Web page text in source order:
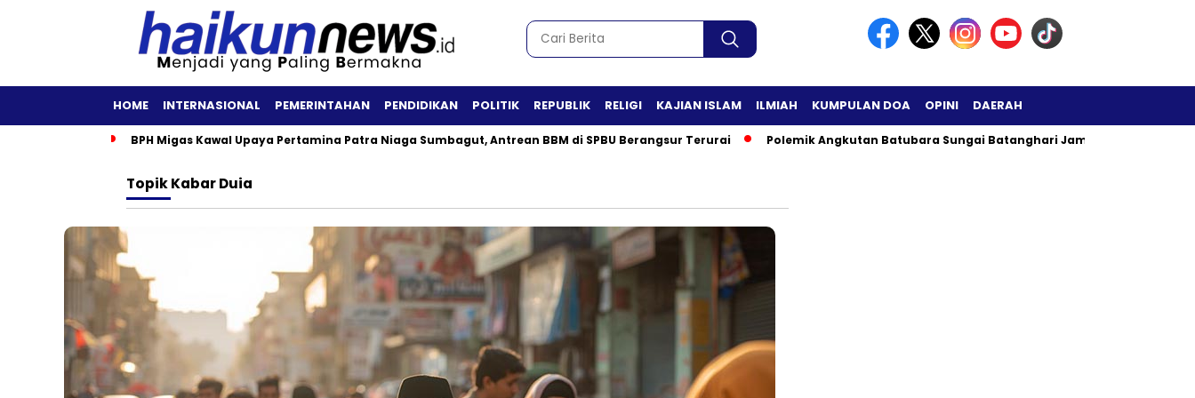
HOME INTERNASIONAL PEMERINTAHAN PENDIDIKAN POLITIK REPUBLIK RELIGI KAJIAN ISLAM ILMIAH KUMPULAN DOA OPINI DAERAH
BPH Migas Kawal Upaya Pertamina Patra Niaga Sumbagut, Antrean BBM di SPBU Berangsur Terurai Polemik Angkutan Batubara Sungai Batanghari Jambi Menjadi
TopikKabar Duia